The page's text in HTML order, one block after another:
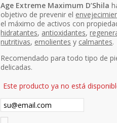
Age Extreme Maximum D’Shila
objetivo de prevenir el
el máximo de activos con
hidratantes, antioxidantes,
nutritivas, emolientes y calmantes.
Recomendado para todo tipo de
delicadas.
Este producto ya no está